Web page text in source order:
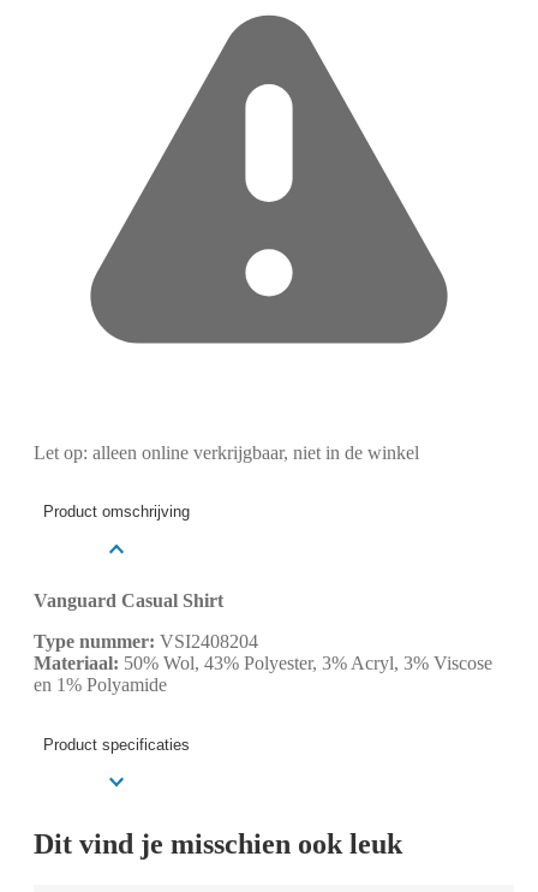
Let op: alleen online verkrijgbaar, niet in de winkel
Product omschrijving
Vanguard Casual Shirt
Type nummer: VSI2408204
Materiaal: 50% Wol, 43% Polyester, 3% Acryl, 3% Viscose
en 1% Polyamide
Product specificaties
Dit vind je misschien ook leuk